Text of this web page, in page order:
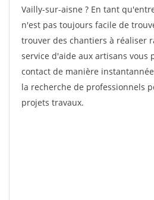
Vailly-sur-aisne ? En tant
n'est pas toujours facile de
trouver des chantiers à réaliser
service d'aide aux artisans vous
contact de manière
la recherche de professionnels
projets travaux.